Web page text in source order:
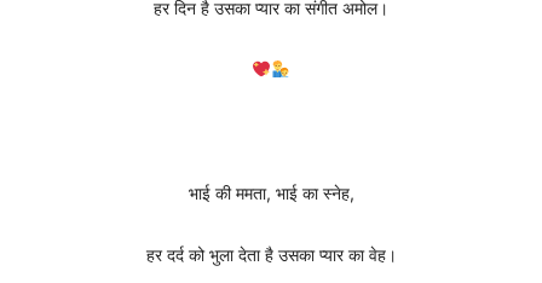
हर दिन है उसका प्यार का संगीत अमोल।
भाई की ममता, भाई का स्नेह,
हर दर्द को भुला देता है उसका प्यार का वेह।